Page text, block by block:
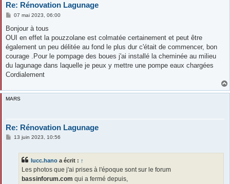
Re: Rénovation Lagunage
M
s
a
g
e
07 mai 2023, 06:00
Bonjour à tous
OUI en effet la pouzzolane est colmatée certainement et peut être
également un peu délitée au fond le plus dur c'était de commencer, bon
courage .Pour le pompage des boues j'ai installé la cheminée au milieu
du lagunage dans laquelle je peux y mettre une pompe eaux chargées
Cordialement
MARS
Re: Rénovation Lagunage
M13 juin 2023, 10:56
lucc.hano a écrit : ↑
Les photos que j'ai prises à l'époque sont sur le forum
bassinforum.com qui a fermé depuis,